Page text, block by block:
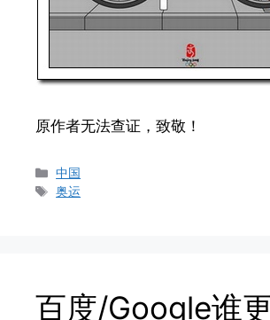
原作者无法查证，致敬！
Categories
中国
Tags
奥运
百度/Google谁